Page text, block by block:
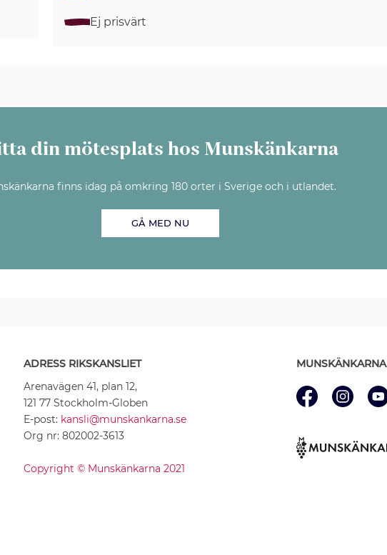
Ej prisvärt
din mötesplats hos Munskänkarna
finns idag på omkring 180 orter i Sverige och i utlandet.
GÅ MED NU
ADRESS RIKSKANSLIET
Arenavägen 41, plan 12,
121 77 Stockholm-Globen
E-post: kansli@munskankarna.se
Org nr: 802002-3613
Copyright © Munskänkarna 2021
MUNSKÄNKARNA